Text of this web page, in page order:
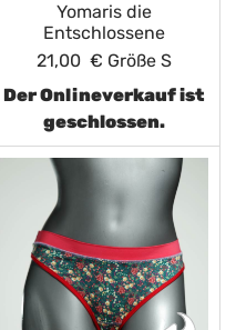
Yomaris die
Entschlossene
21,00 € Größe S
Der Onlineverkauf ist
geschlossen.